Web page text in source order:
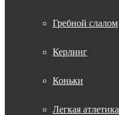
Гребной слалом
Керлинг
Коньки
Легкая атлетика